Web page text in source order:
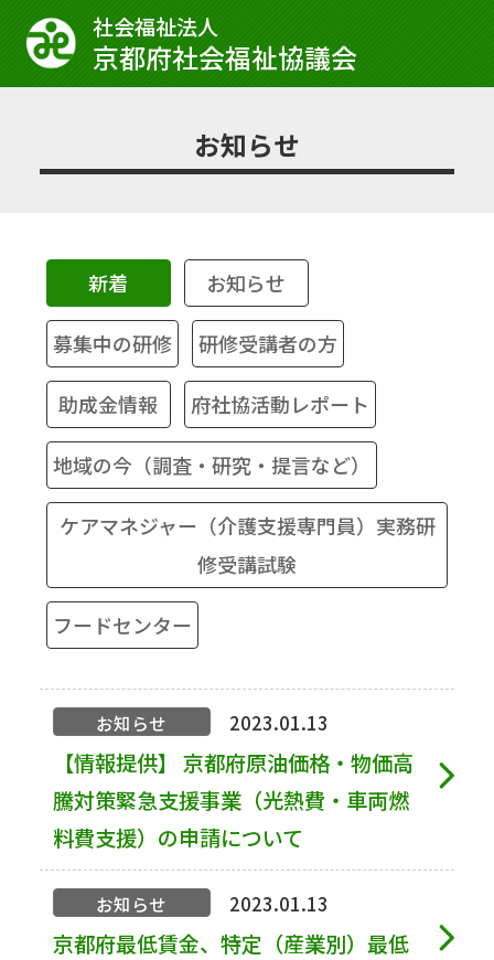
社会福祉法⼈
京都府社会福祉協議会
お知らせ
新着 お知らせ
募集中の研修 研修受講者の方
助成金情報 府社協活動レポート
地域の今（調査・研究・提言など）
ケアマネジャー（介護支援専門員）実務研
修受講試験
フードセンター
お知らせ 2023.01.13
【情報提供】 京都府原油価格・物価高
騰対策緊急支援事業（光熱費・車両燃
料費支援）の申請について
お知らせ 2023.01.13
京都府最低賃金、特定（産業別）最低